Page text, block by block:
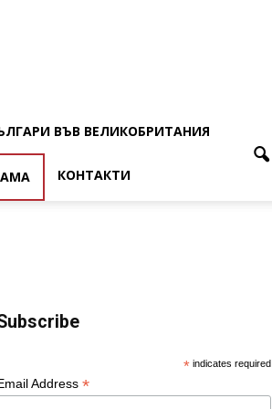
ВЪВ ВЕЛИКОБРИТАНИЯ
КОНТАКТИ
* indicates required
Address *